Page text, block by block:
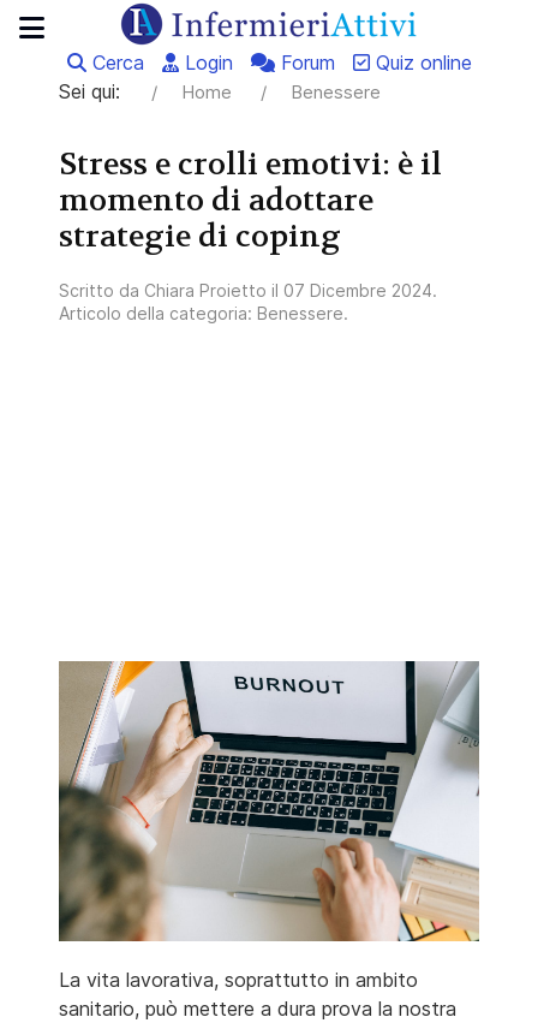
Cerca Login Forum
Quiz online
Sei qui:
Home Benessere
Stress e crolli emotivi: è il
momento di adottare
strategie di coping
Scritto da Chiara Proietto il 07 Dicembre 2024.
Articolo della categoria: Benessere.
La vita lavorativa, soprattutto in ambito
sanitario, può mettere a dura prova la nostra